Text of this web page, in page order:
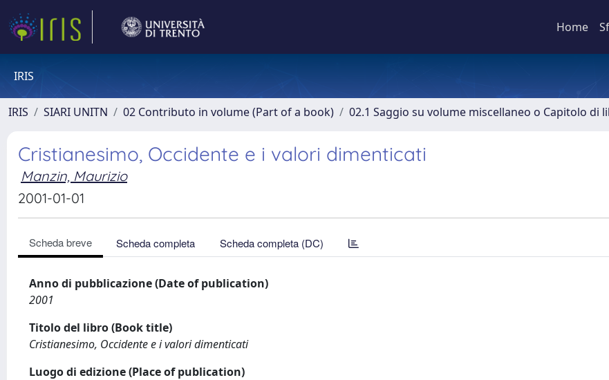
Home
IRIS
IRIS SIARI UNITN 02 Contributo in volume (Part of a book) 02.1 Saggio su volume miscellaneo o Capitolo di
Cristianesimo, Occidente e i valori dimenticati
Manzin, Maurizio
2001-01-01
Scheda breve Scheda completa Scheda completa (DC)
Anno di pubblicazione (Date of publication)
2001
Titolo del libro (Book title)
Cristianesimo, Occidente e i valori dimenticati
Luogo di edizione (Place of publication)